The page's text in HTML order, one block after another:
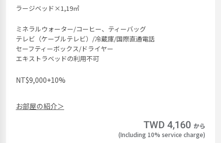
ラージベッド×1,19㎡
ミネラルウォーター/コーヒー、ティーバッグ
テレビ（ケーブルテレビ）/冷蔵庫/国際直通電話
セーフティーボックス/ドライヤー
エキストラベッドの利用不可
NT$9,000+10%
お部屋の紹介＞
TWD 4,160 から
(Including 10% service charge)